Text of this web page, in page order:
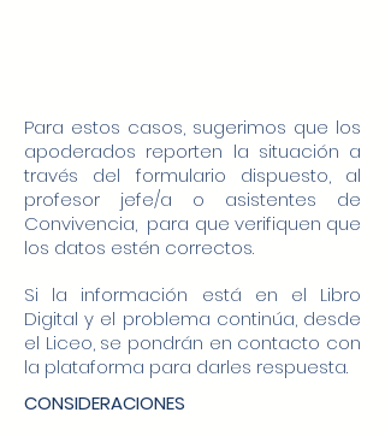
Para estos casos, sugerimos que los
apoderados reporten la situación a
través del formulario dispuesto, al
profesor jefe/a o asistentes de
Convivencia, para que verifiquen que
los datos estén correctos.
Si la información está en el Libro
Digital y el problema continúa, desde
el Liceo, se pondrán en contacto con
la plataforma para darles respuesta.
CONSIDERACIONES